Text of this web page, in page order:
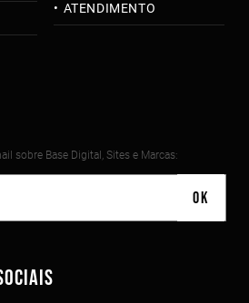
ATENDIMENTO
sobre Base Digital, Sites e Marcas: